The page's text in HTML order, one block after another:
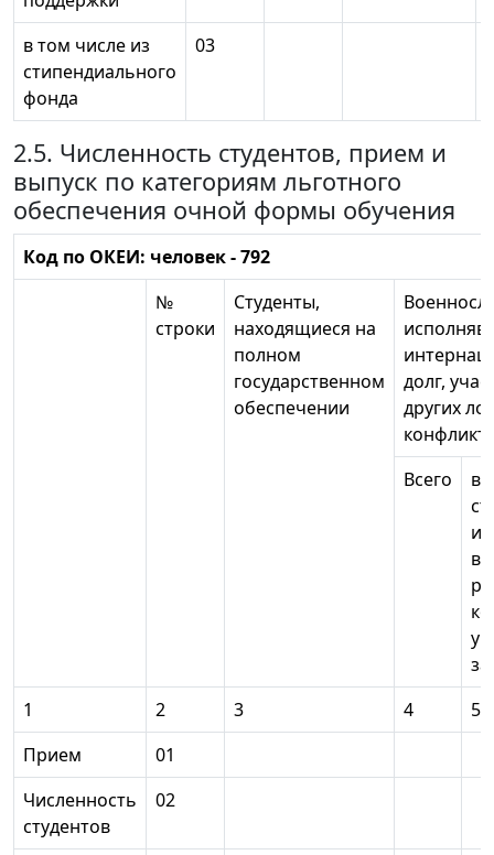
в том числе из
стипендиального
фонда
03
2.5. Численность студентов, прием и
выпуск по категориям льготного
обеспечения очной формы обучения
Код по ОКЕИ: человек - 792
№
строки
Студенты,
находящиеся на
полном
государственном
обеспечении
долг,
других
Всего
в
1
2 3 4
5
Прием
01
Численность
студентов
02